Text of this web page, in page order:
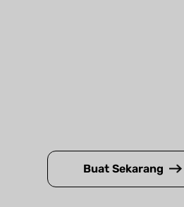
Buat Sekarang